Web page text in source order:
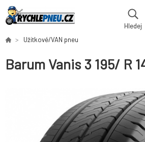
Hledej
Užitkové/VAN pneu
Barum Vanis 3 195/ R